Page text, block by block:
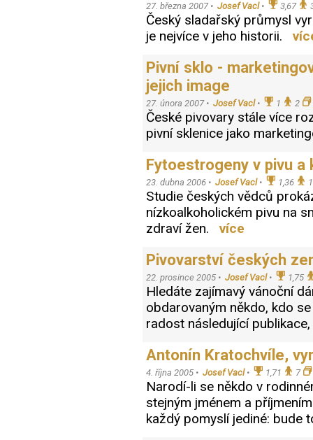
27. března 2007 • Josef Vacl• 3,67
Český sladařský průmysl
je nejvíce v jeho historii.
Pivní sklo -
jejich image
27. února 2007 • Josef Vacl• 1 2
České pivovary stále více
pivní sklenice jako
Fytoestrogeny v pivu a
23. dubna 2006 • Josef Vacl• 1,36
Studie českých vědců
nízkoalkoholickém pivu na
zdraví žen.více
Pivovarství českých
22. prosince 2005 • Josef Vacl• 1,75
Hledáte zajímavý vánoční
obdarovaným někdo, kdo
radost následující
Antonín Kratochvíle,
4. října 2005 • Josef Vacl• 1,71 7
Narodí-li se někdo v
stejným jménem a
každý pomyslí jediné: